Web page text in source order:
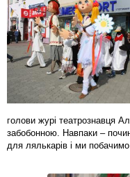
голови журі театрознавця
забобонною. Навпаки –
для лялькарів і ми побачимо